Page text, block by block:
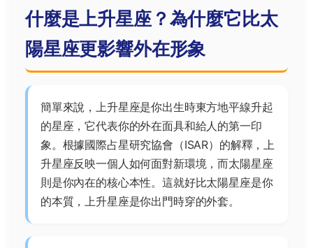
什麼是上升星座？為什麼它比太
陽星座更影響外在形象
簡單來說，上升星座是你出生時東方地平線升起
的星座，它代表你的外在面具和給人的第一印
象。根據國際占星研究協會（ISAR）的解釋，上
升星座反映一個人如何面對新環境，而太陽星座
則是你內在的核心本性。這就好比太陽星座是你
的本質，上升星座是你出門時穿的外套。